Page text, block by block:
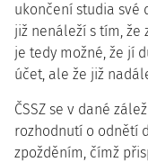
ukončení studia své
již nenáleží s tím,
je tedy možné, že jí
účet, ale že již
ČSSZ se v dané
rozhodnutí o odnětí
zpožděním, čímž